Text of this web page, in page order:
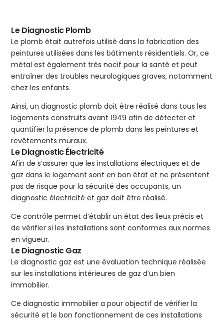
Le Diagnostic Plomb
Le plomb était autrefois utilisé dans la fabrication des
peintures utilisées dans les bâtiments résidentiels. Or, ce
métal est également très nocif pour la santé et peut
entraîner des troubles neurologiques graves, notamment
chez les enfants.
Ainsi, un diagnostic plomb doit être réalisé dans tous les
logements construits avant 1949 afin de détecter et
quantifier la présence de plomb dans les peintures et
revêtements muraux.
Le Diagnostic Électricité
Afin de s’assurer que les installations électriques et de
gaz dans le logement sont en bon état et ne présentent
pas de risque pour la sécurité des occupants, un
diagnostic électricité et gaz doit être réalisé.
Ce contrôle permet d’établir un état des lieux précis et
de vérifier si les installations sont conformes aux normes
en vigueur.
Le Diagnostic Gaz
Le diagnostic gaz est une évaluation technique réalisée
sur les installations intérieures de gaz d’un bien
immobilier.
Ce diagnostic immobilier a pour objectif de vérifier la
sécurité et le bon fonctionnement de ces installations